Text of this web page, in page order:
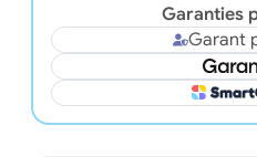
Garanties
Garant